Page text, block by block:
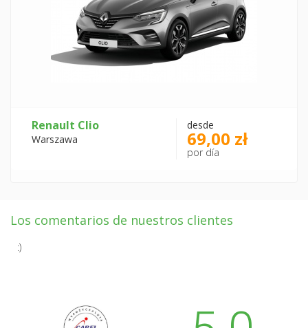
Renault Clio
Warszawa
desde
69,00 zł
por día
Los comentarios de nuestros clientes
:)